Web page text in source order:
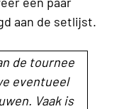
aan de setlijst.
de tournee
eventueel
Vaak is